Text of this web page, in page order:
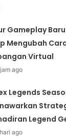
Gameplay Baru
Mengubah
Virtual
ago
Legends
Legend
ago